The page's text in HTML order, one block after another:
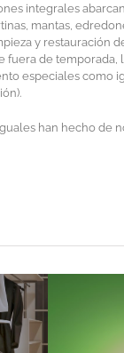
integrales
mantas,
y restauración
de temporada,
especiales como
han hecho de